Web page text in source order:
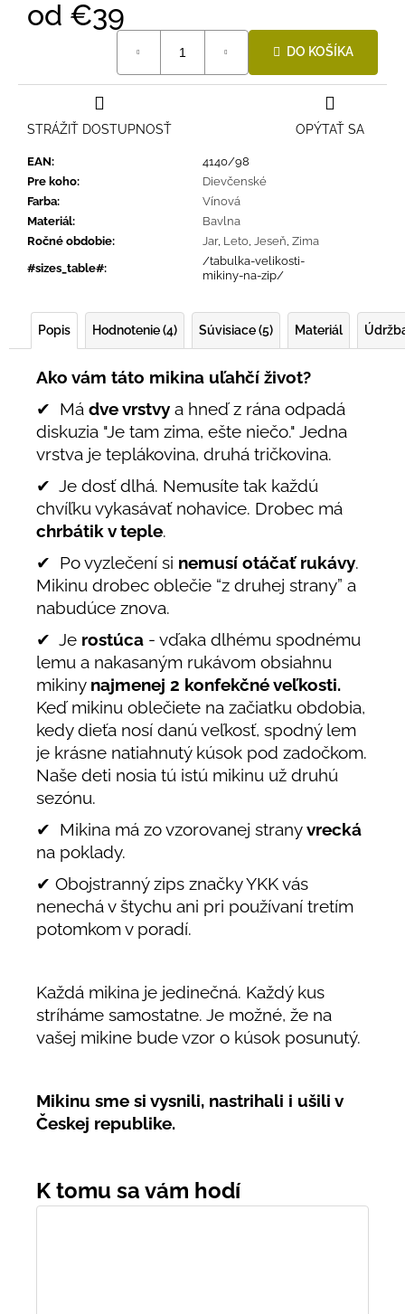
od €39
DO KOŠÍKA
EAN:
4140/98
Pre koho:
Dievčenské
Farba:
Vínová
Materiál:
Bavlna
Ročné obdobie: Jar, Leto Jeseň Zima
#sizes_table#:
/tabulka-velikosti-
mikiny-na-zip/
OPÝTAŤ SA
STRÁŽIŤ DOSTUPNOSŤ
Popis Hodnotenie (4) Súvisiace (5) Materiál
Ako vám táto mikina uľahčí život?
✔ Má dve vrstvy a hneď z rána odpadá
diskuzia "Je tam zima, ešte niečo." Jedna
vrstva je teplákovina, druhá tričkovina.
✔ Je dosť dlhá. Nemusíte tak každú
chvíľku vykasávať nohavice. Drobec má
chrbátik v teple.
✔ Po vyzlečení si nemusí otáčať rukávy.
Mikinu drobec oblečie “z druhej strany” a
nabudúce znova.
✔ Je rostúca - vďaka dlhému spodnému
lemu a nakasaným rukávom obsiahnu
mikiny najmenej 2 konfekčné veľkosti.
Keď mikinu oblečiete na začiatku obdobia,
kedy dieťa nosí danú veľkosť, spodný lem
je krásne natiahnutý kúsok pod zadočkom.
Naše deti nosia tú istú mikinu už druhú
sezónu.
✔ Mikina má zo vzorovanej stranyvrecká
na poklady.
✔ Obojstranný zips značky YKK vás
nenechá v štychu ani pri používaní tretím
potomkom v poradí.
Každá mikina je jedinečná. Každý kus
stríháme samostatne. Je možné, že na
vašej mikine bude vzor o kúsok posunutý.
Mikinu sme si vysnili, nastrihali i ušili v
Českej republike.